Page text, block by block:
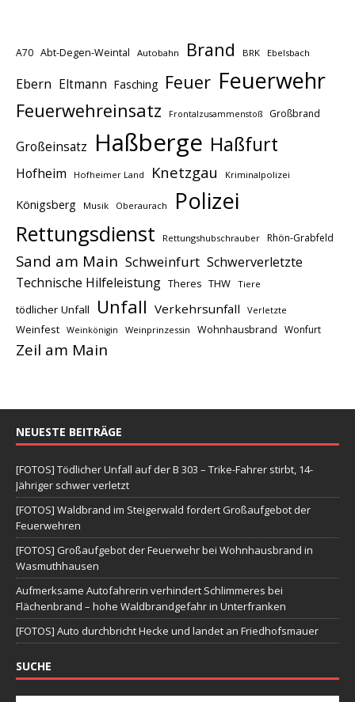
A70 Abt-Degen-Weintal Autobahn Brand BRK Ebelsbach
Ebern Eltmann Fasching Feuer Feuerwehr
Feuerwehreinsatz Frontalzusammenstoß Großbrand
Großeinsatz Haßberge Haßfurt
Hofheim Hofheimer Land Knetzgau Kriminalpolizei
Königsberg Musik Oberaurach Polizei
Rettungsdienst Rettungshubschrauber Rhön-Grabfeld
Sand am Main Schweinfurt Schwerverletzte
Technische Hilfeleistung Theres THW Tiere
tödlicher Unfall Unfall Verkehrsunfall Verletzte
Weinfest Weinkönigin Weinprinzessin Wohnhausbrand Wonfurt
Zeil am Main
NEUESTE BEITRÄGE
[FOTOS] Tödlicher Unfall auf der B 303 – Trike-Fahrer stirbt, 14-
Jähriger schwer verletzt
[FOTOS] Waldbrand im Steigerwald fordert Großaufgebot der
Feuerwehren
[FOTOS] Großaufgebot der Feuerwehr bei Wohnhausbrand in
Wasmuthhausen
Aufmerksame Autofahrerin verhindert Schlimmeres bei
Flächenbrand – hohe Waldbrandgefahr in Unterfranken
[FOTOS] Auto durchbricht Hecke und landet an Friedhofsmauer
SUCHE